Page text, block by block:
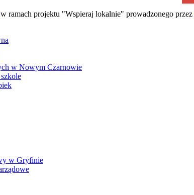
w ramach projektu "Wspieraj lokalnie" prowadzonego przez